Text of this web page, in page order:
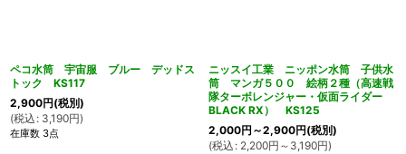
ペコ水筒 宇宙服 ブルー デッドス
トック KS117
2,900円(税別)
(税込 : 3,190円)
在庫数 3点
ニッスイ工業 ニッポン水筒 子供水
筒 マンガ５００ 絵柄２種（高速戦
隊ターボレンジャー・仮面ライダー
BLACK RX） KS125
2,000円 ～2,900円(税別)
(税込 : 2,200円 ～3,190円)